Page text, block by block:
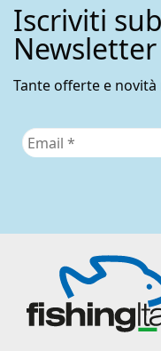
Iscriviti
Newsletter
Tante offerte e